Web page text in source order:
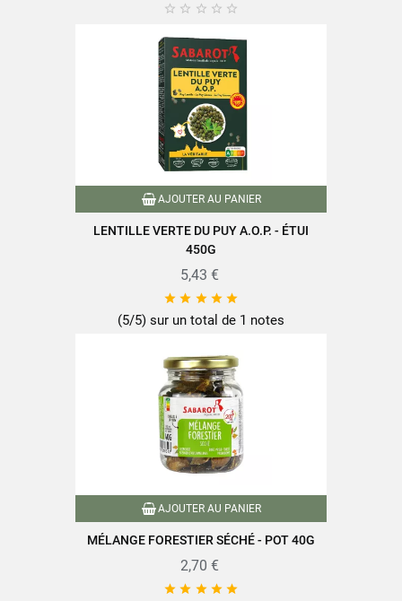
    
AJOUTER AU PANIER
LENTILLE VERTE DU PUY A.O.P. - ÉTUI
450G
5,43 €
    
(5/5) sur un total de 1 notes
AJOUTER AU PANIER
MÉLANGE FORESTIER SÉCHÉ - POT 40G
2,70 €
    